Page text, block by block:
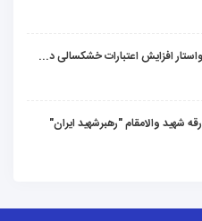
مدیرکل امور عشایر کرمان خواستار افزایش اعتبارات خشکسالی در سال جدید شد
شهید والامقام "رهبرشهید ایران"